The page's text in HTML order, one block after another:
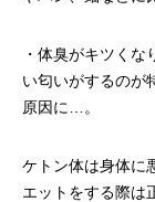
・体臭がキツく
い匂いがするのが
原因に…。
ケトン体は身体に
エットをする際は